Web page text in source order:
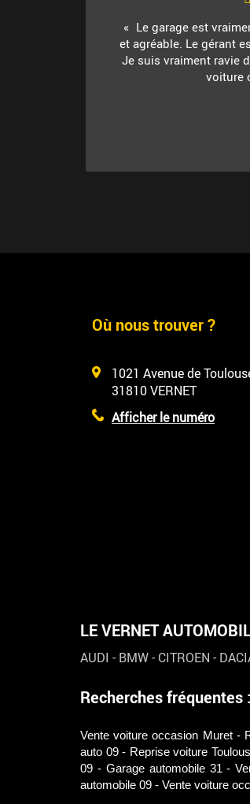
Le garage est
et agréable. Le gérant
Je suis vraiment ravie
voiture
Où nous trouver ?
1021 Avenue de
31810VERNET
Afficher le numéro
LE VERNET
AUDI - BMW- CITROEN -
Recherches fréquentes :
Vente voiture occasion Muret
auto 09
Reprise voiture
09
Garage automobile 31
automobile 09
Vente voiture